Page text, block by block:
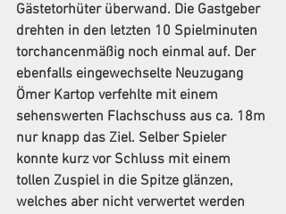
Gästetorhüter überwand. Die Gastgeber
drehten in den letzten 10 Spielminuten
torchancenmäßig noch einmal auf. Der
ebenfalls eingewechselte Neuzugang
Ömer Kartop verfehlte mit einem
sehenswerten Flachschuss aus ca. 18m
nur knapp das Ziel. Selber Spieler
konnte kurz vor Schluss mit einem
tollen Zuspiel in die Spitze glänzen,
welches aber nicht verwertet werden